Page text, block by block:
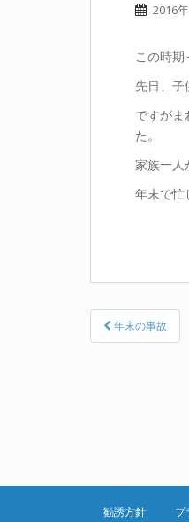
2016
この時期
先日、子
ですがま
た。
家族一人
年末で忙
Post年末の事故
勧誘方針 プ